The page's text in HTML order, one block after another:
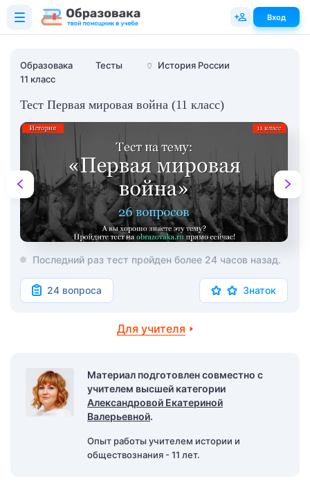
Образовака Тесты 🏺
История России
11 класс
Тест Первая мировая война (11 класс)
Последний раз тест пройден более 24 часов назад.
24 вопроса Знаток
Для учителя
Материал подготовлен совместно с
учителем высшей категории
Александровой Екатериной
Валерьевной.
Опыт работы учителем истории и
обществознания - 11 лет.
Вход